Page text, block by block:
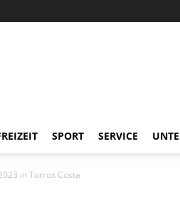
SPORT SERVICE
in Torrox Costa